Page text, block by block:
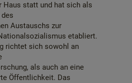
Haus statt und hat sich als
Austauschs zur
etabliert.
richtet sich sowohl an
als auch an eine
Öffentlichkeit. Das